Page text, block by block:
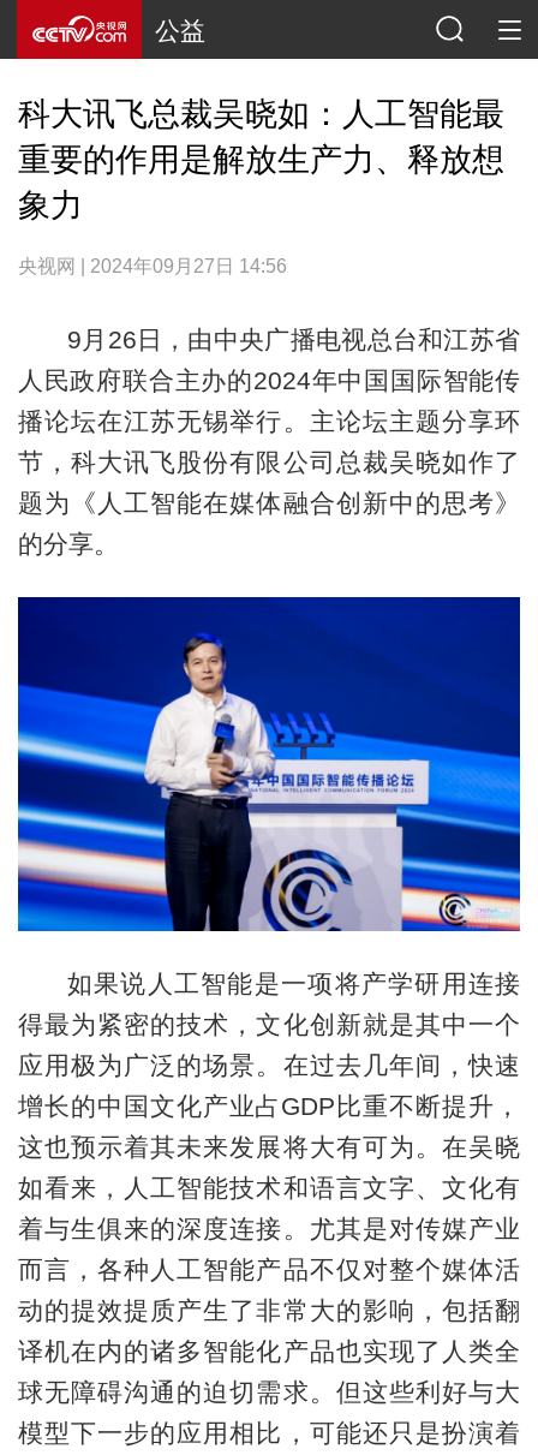
公益
科大讯飞总裁吴晓如：人工智能最
重要的作用是解放生产力、释放想
象力
央视网 | 2024年09月27日 14:56
9月26日，由中央广播电视总台和江苏省
人民政府联合主办的2024年中国国际智能传
播论坛在江苏无锡举行。主论坛主题分享环
节，科大讯飞股份有限公司总裁吴晓如作了
题为《人工智能在媒体融合创新中的思考》
的分享。
如果说人工智能是一项将产学研用连接
得最为紧密的技术，文化创新就是其中一个
应用极为广泛的场景。在过去几年间，快速
增长的中国文化产业占GDP比重不断提升，
这也预示着其未来发展将大有可为。在吴晓
如看来，人工智能技术和语言文字、文化有
着与生俱来的深度连接。尤其是对传媒产业
而言，各种人工智能产品不仅对整个媒体活
动的提效提质产生了非常大的影响，包括翻
译机在内的诸多智能化产品也实现了人类全
球无障碍沟通的迫切需求。但这些利好与大
模型下一步的应用相比，可能还只是扮演着